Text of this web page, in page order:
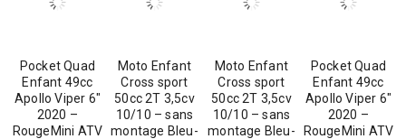
Pocket Quad
Enfant 49cc
Apollo Viper 6″
2020 –
RougeMini ATV
Moto Enfant
Cross sport
50cc 2T 3,5cv
10/10 – sans
montage Bleu-
Moto Enfant
Cross sport
50cc 2T 3,5cv
10/10 – sans
montage Bleu-
Pocket Quad
Enfant 49cc
Apollo Viper 6″
2020 –
RougeMini ATV